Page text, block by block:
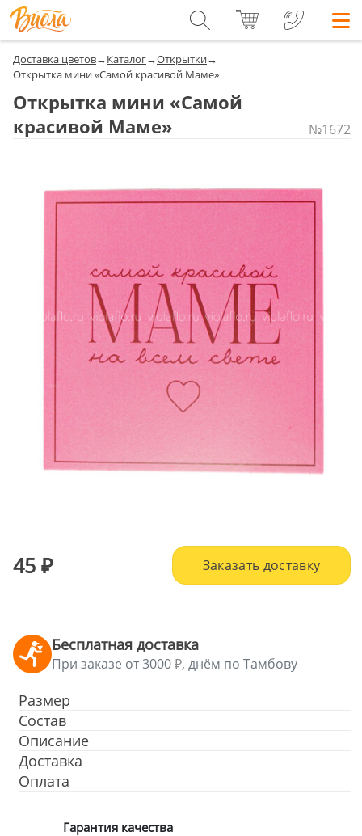
Доставка цветов→Каталог→Открытки→
Открытка мини «Самой красивой Маме»
Открытка мини «Самой
красивой Маме»
№1672
45 Заказать доставку
Бесплатная доставка
При заказе от 3000 , днём по Тамбову
Размер
Состав
Описание
Доставка
Оплата
Гарантия качества